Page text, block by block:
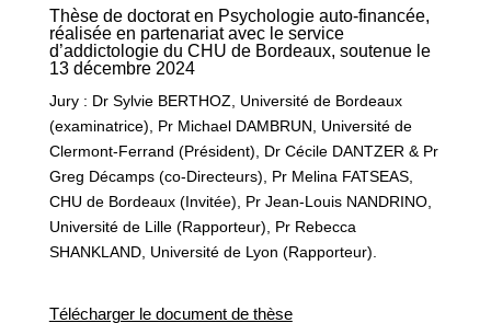
Thèse de doctorat en Psychologie auto-financée,
réalisée en partenariat avec le service
d’addictologie du CHU de Bordeaux, soutenue le
13 décembre 2024
Jury : Dr Sylvie BERTHOZ, Université de Bordeaux
(examinatrice), Pr Michael DAMBRUN, Université de
Clermont-Ferrand (Président), Dr Cécile DANTZER & Pr
Greg Décamps (co-Directeurs), Pr Melina FATSEAS,
CHU de Bordeaux (Invitée), Pr Jean-Louis NANDRINO,
Université de Lille (Rapporteur), Pr Rebecca
SHANKLAND, Université de Lyon (Rapporteur).
Télécharger le document de thèse